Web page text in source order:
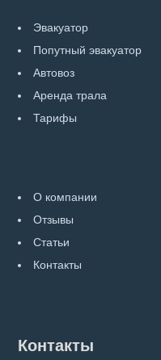
Эвакуатор
Попутный эвакуатор
Автовоз
Аренда трала
Тарифы
О компании
Отзывы
Статьи
Контакты
Контакты